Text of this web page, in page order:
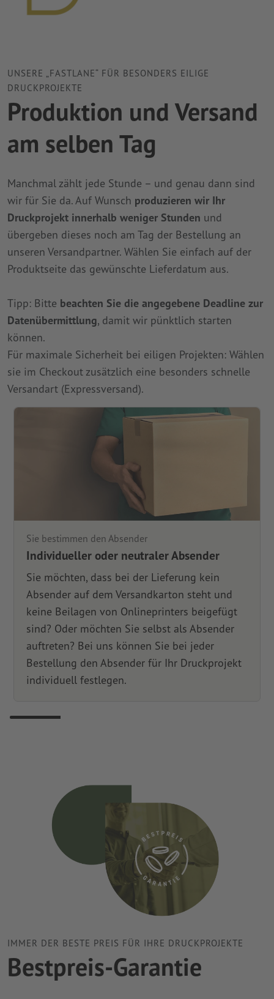
UNSERE „FASTLANE“ FÜR BESONDERS EILIGE
DRUCKPROJEKTE
Produktion und Versand
am selben Tag
Manchmal zählt jede Stunde – und genau dann sind
wir für Sie da. Auf Wunsch produzieren wir Ihr
Druckprojekt innerhalb weniger Stunden und
übergeben dieses noch am Tag der Bestellung an
unseren Versandpartner. Wählen Sie einfach auf der
Produktseite das gewünschte Lieferdatum aus.
Tipp: Bitte beachten Sie die angegebene Deadline zur
Datenübermittlung, damit wir pünktlich starten
können.
Für maximale Sicherheit bei eiligen Projekten: Wählen
sie im Checkout zusätzlich eine besonders schnelle
Versandart (Expressversand).
Sie bestimmen den Absender
Individueller oder neutraler Absender
Sie möchten, dass bei der Lieferung kein
Absender auf dem Versandkarton steht und
keine Beilagen von Onlineprinters beigefügt
sind? Oder möchten Sie selbst als Absender
auftreten? Bei uns können Sie bei jeder
Bestellung den Absender für Ihr Druckprojekt
individuell festlegen.
IMMER DER BESTE PREIS FÜR IHRE DRUCKPROJEKTE
Bestpreis-Garantie